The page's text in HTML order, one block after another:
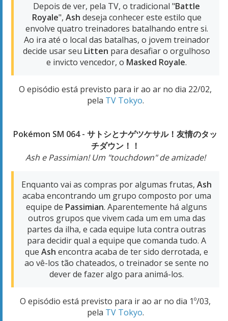
Depois de ver, pela TV, o tradicional "Battle
Royale", Ash deseja conhecer este estilo que
envolve quatro treinadores batalhando entre si.
Ao ira até o local das batalhas, o jovem treinador
decide usar seu Litten para desafiar o orgulhoso
e invicto vencedor, o Masked Royale.
O episódio está previsto para ir ao ar no dia 22/02,
pela TV Tokyo.
Pokémon SM 064 - サトシとナゲツケサル！友情のタッ
チダウン！！
Ash e Passimian! Um "touchdown" de amizade!
Enquanto vai as compras por algumas frutas, Ash
acaba encontrando um grupo composto por uma
equipe de Passimian. Aparentemente há alguns
outros grupos que vivem cada um em uma das
partes da ilha, e cada equipe luta contra outras
para decidir qual a equipe que comanda tudo. A
que Ash encontra acaba de ter sido derrotada, e
ao vê-los tão chateados, o treinador se sente no
dever de fazer algo para animá-los.
O episódio está previsto para ir ao ar no dia 1º/03,
pela TV Tokyo.